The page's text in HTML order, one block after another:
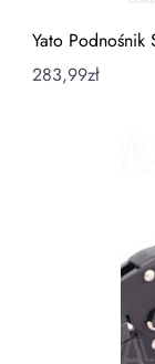
Yato Podnośnik
283,99zł